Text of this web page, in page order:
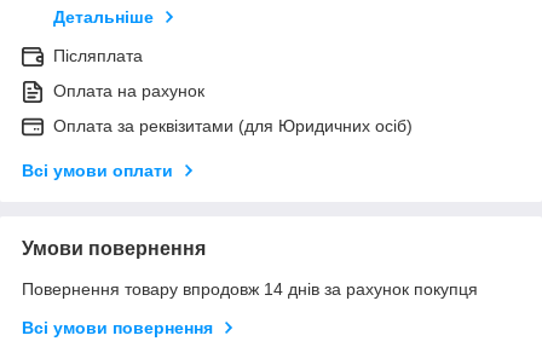
Детальніше
Післяплата
Оплата на рахунок
Оплата за реквізитами (для Юридичних осіб)
Всі умови оплати
Умови повернення
Повернення товару впродовж 14 днів за рахунок покупця
Всі умови повернення